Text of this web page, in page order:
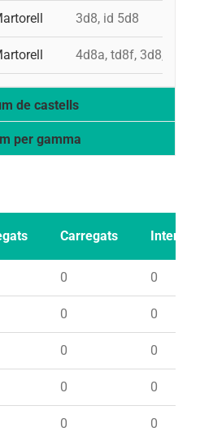
3d8, id 5d8
4d8a, td8f, 3d8, pd6,
de castells
per gamma
Carregats Intents
0 0
0 0
0 0
0 0
0 0